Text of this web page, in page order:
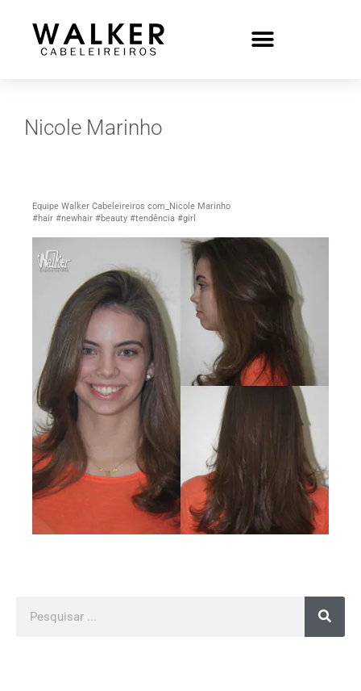
Nicole Marinho
Equipe Walker Cabeleireiros com_Nicole Marinho
#hair #newhair #beauty #tendência #girl